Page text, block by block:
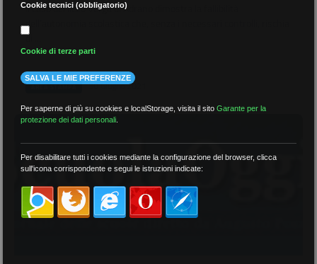
Il caso del liceo Verga di Adrano dimostra la fallibilità
dell’autonomia scolastica che, senza i necessari controlli, rischia
di ...
AREA STAMPA 30 Giugno 2021
Cookie tecnici (obbligatorio)
Cookie di terze parti
SALVA LE MIE PREFERENZE
Per saperne di più su cookies e localStorage, visita il sitoGarante per la
protezione dei dati personali
Per disabilitare tutti i cookies mediante la configurazione del browser, clicca
sull'icona corrispondente e segui le istruzioni indicate: